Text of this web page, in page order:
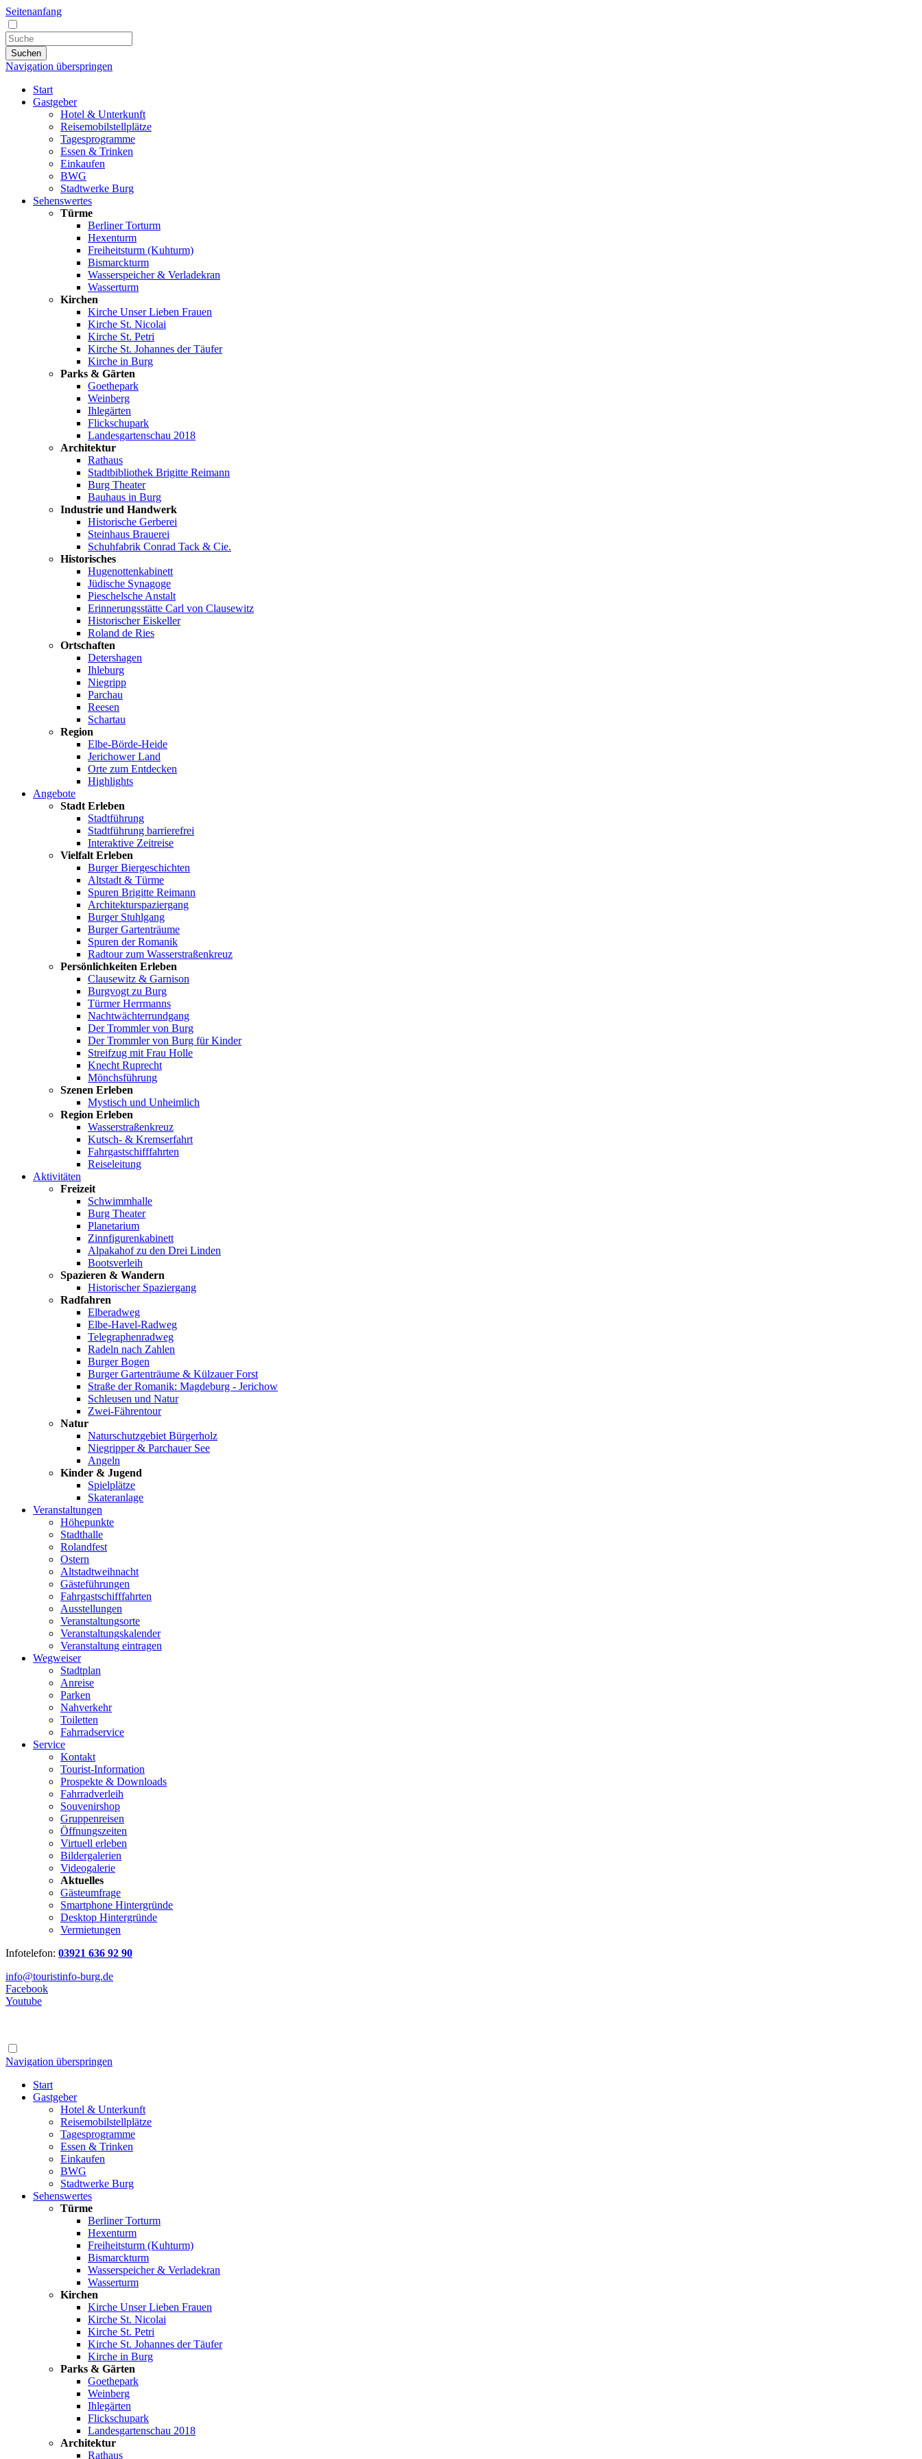
Seitenanfang
Suchen
Navigation überspringen
Start
Gastgeber
Hotel & Unterkunft
Reisemobilstellplätze
Tagesprogramme
Essen & Trinken
Einkaufen
BWG
Stadtwerke Burg
Sehenswertes
Türme
Berliner Torturm
Hexenturm
Freiheitsturm (Kuhturm)
Bismarckturm
Wasserspeicher & Verladekran
Wasserturm
Kirchen
Kirche Unser Lieben Frauen
Kirche St. Nicolai
Kirche St. Petri
Kirche St. Johannes der Täufer
Kirche in Burg
Parks & Gärten
Goethepark
Weinberg
Ihlegärten
Flickschupark
Landesgartenschau 2018
Architektur
Rathaus
Stadtbibliothek Brigitte Reimann
Burg Theater
Bauhaus in Burg
Industrie und Handwerk
Historische Gerberei
Steinhaus Brauerei
Schuhfabrik Conrad Tack & Cie.
Historisches
Hugenottenkabinett
Jüdische Synagoge
Pieschelsche Anstalt
Erinnerungsstätte Carl von Clausewitz
Historischer Eiskeller
Roland de Ries
Ortschaften
Detershagen
Ihleburg
Niegripp
Parchau
Reesen
Schartau
Region
Elbe-Börde-Heide
Jerichower Land
Orte zum Entdecken
Highlights
Angebote
Stadt Erleben
Stadtführung
Stadtführung barrierefrei
Interaktive Zeitreise
Vielfalt Erleben
Burger Biergeschichten
Altstadt & Türme
Spuren Brigitte Reimann
Architekturspaziergang
Burger Stuhlgang
Burger Gartenträume
Spuren der Romanik
Radtour zum Wasserstraßenkreuz
Persönlichkeiten Erleben
Clausewitz & Garnison
Burgvogt zu Burg
Türmer Herrmanns
Nachtwächterrundgang
Der Trommler von Burg
Der Trommler von Burg für Kinder
Streifzug mit Frau Holle
Knecht Ruprecht
Mönchsführung
Szenen Erleben
Mystisch und Unheimlich
Region Erleben
Wasserstraßenkreuz
Kutsch- & Kremserfahrt
Fahrgastschifffahrten
Reiseleitung
Aktivitäten
Freizeit
Schwimmhalle
Burg Theater
Planetarium
Zinnfigurenkabinett
Alpakahof zu den Drei Linden
Bootsverleih
Spazieren & Wandern
Historischer Spaziergang
Radfahren
Elberadweg
Elbe-Havel-Radweg
Telegraphenradweg
Radeln nach Zahlen
Burger Bogen
Burger Gartenträume & Külzauer Forst
Straße der Romanik: Magdeburg - Jerichow
Schleusen und Natur
Zwei-Fährentour
Natur
Naturschutzgebiet Bürgerholz
Niegripper & Parchauer See
Angeln
Kinder & Jugend
Spielplätze
Skateranlage
Veranstaltungen
Höhepunkte
Stadthalle
Rolandfest
Ostern
Altstadtweihnacht
Gästeführungen
Fahrgastschifffahrten
Ausstellungen
Veranstaltungsorte
Veranstaltungskalender
Veranstaltung eintragen
Wegweiser
Stadtplan
Anreise
Parken
Nahverkehr
Toiletten
Fahrradservice
Service
Kontakt
Tourist-Information
Prospekte & Downloads
Fahrradverleih
Souvenirshop
Gruppenreisen
Öffnungszeiten
Virtuell erleben
Bildergalerien
Videogalerie
Aktuelles
Gästeumfrage
Smartphone Hintergründe
Desktop Hintergründe
Vermietungen
Infotelefon: 03921 636 92 90
info@touristinfo-burg.de
Facebook
Youtube
Navigation überspringen
Start
Gastgeber
Hotel & Unterkunft
Reisemobilstellplätze
Tagesprogramme
Essen & Trinken
Einkaufen
BWG
Stadtwerke Burg
Sehenswertes
Türme
Berliner Torturm
Hexenturm
Freiheitsturm (Kuhturm)
Bismarckturm
Wasserspeicher & Verladekran
Wasserturm
Kirchen
Kirche Unser Lieben Frauen
Kirche St. Nicolai
Kirche St. Petri
Kirche St. Johannes der Täufer
Kirche in Burg
Parks & Gärten
Goethepark
Weinberg
Ihlegärten
Flickschupark
Landesgartenschau 2018
Architektur
Rathaus